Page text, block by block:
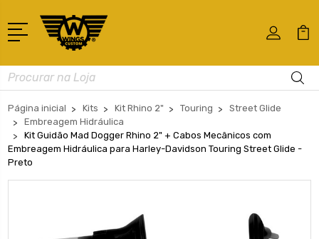
Busca
Página inicial Kits Kit Rhino 2" Touring
Street Glide
Embreagem Hidráulica
Kit Guidão Mad Dogger Rhino 2" + Cabos Mecânicos com
Embreagem Hidráulica para Harley-Davidson Touring Street Glide -
Preto